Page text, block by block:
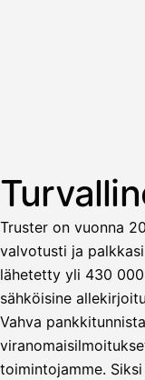
Truster on vuonna
valvotusti ja
lähetetty yli 430
sähköisine
Vahva
toimintojamme.